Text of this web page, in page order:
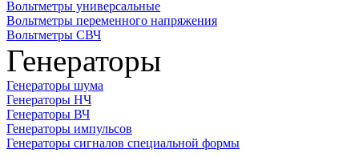
Вольтметры универсальные
Вольтметры переменного напряжения
Вольтметры СВЧ
Генераторы
Генераторы шума
Генераторы НЧ
Генераторы ВЧ
Генераторы импульсов
Генераторы сигналов специальной формы